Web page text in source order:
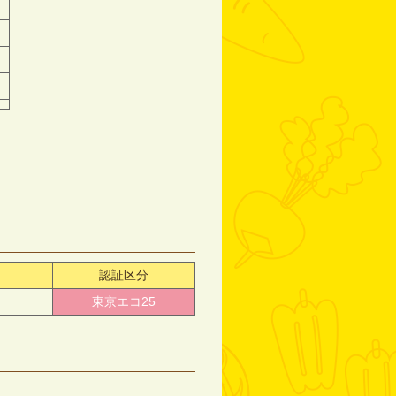
認証区分
東京エコ25